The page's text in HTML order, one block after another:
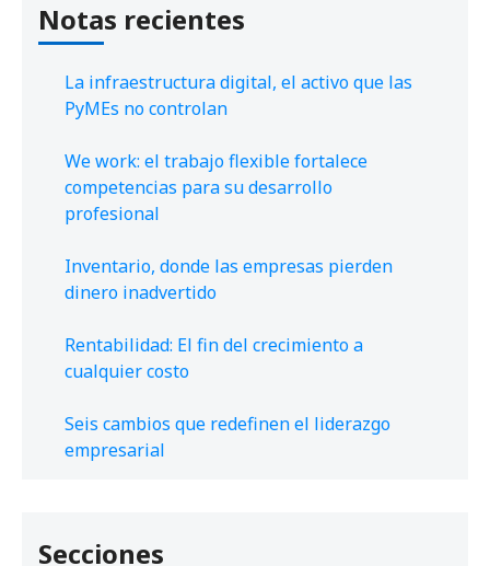
Notas recientes
La infraestructura digital, el activo que las
PyMEs no controlan
We work: el trabajo flexible fortalece
competencias para su desarrollo
profesional
Inventario, donde las empresas pierden
dinero inadvertido
Rentabilidad: El fin del crecimiento a
cualquier costo
Seis cambios que redefinen el liderazgo
empresarial
Secciones